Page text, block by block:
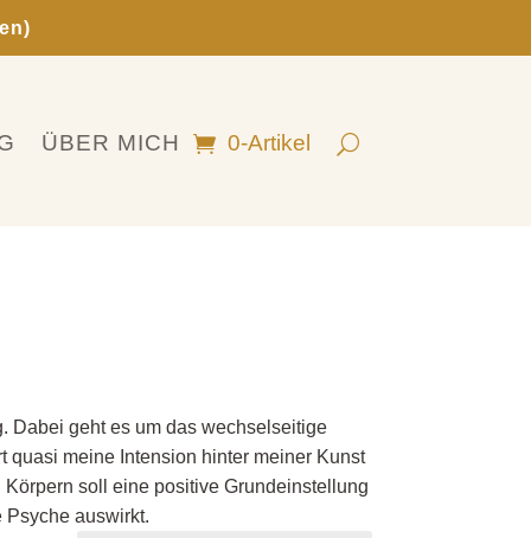
ÜBER MICH 0-Artikel
Dabei geht es um das wechselseitige
meine Intension hinter meiner Kunst
soll eine positive Grundeinstellung
auswirkt.